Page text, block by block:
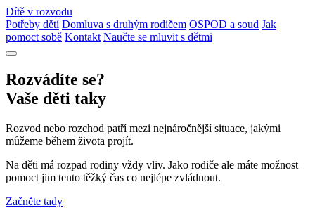
Dítě v rozvodu
Potřeby dětí Domluva s druhým rodičem OSPOD a soud Jak
pomoct sobě Kontakt Naučte se mluvit s dětmi
Rozvádíte se?
Vaše děti taky
Rozvod nebo rozchod patří mezi nejnáročnější situace, jakými
můžeme během života projít.
Na děti má rozpad rodiny vždy vliv. Jako rodiče ale máte možnost
pomoct jim tento těžký čas co nejlépe zvládnout.
Začněte tady